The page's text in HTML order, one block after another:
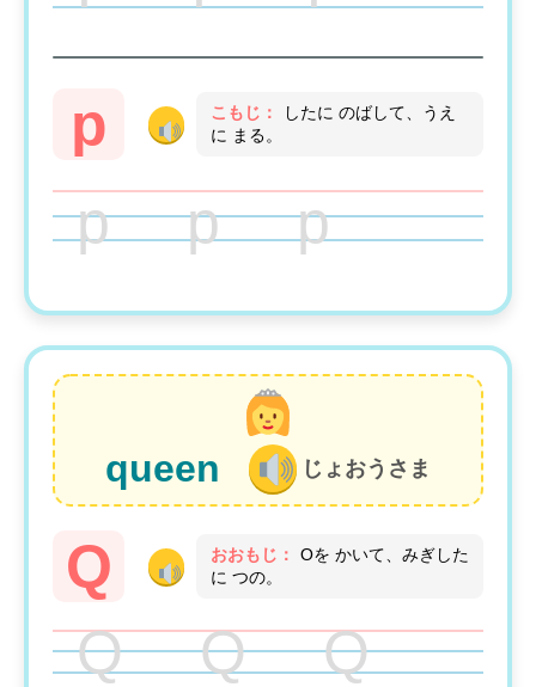
p こもじ：
したに のばして、うえ
に まる。
p p p
queen じょおうさま
Q おおもじ：
Oを かいて、みぎした
に つの。
Q Q Q